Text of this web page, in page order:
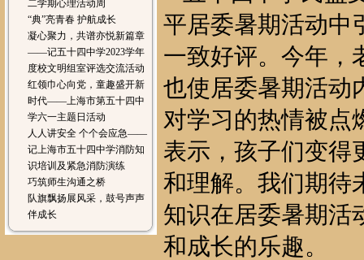
二学期心理活动周
“典”亮青春 护航成长
凝心聚力，共谱亦悦新篇章
——记五十四中学2023学年
度校文明组室评选交流活动
红领巾心向党，童趣盛开新
时代——上海市第五十四中
学六一主题日活动
人人讲安全 个个会应急——
记上海市五十四中学消防知
识培训及紧急消防演练
巧筑师生沟通之桥
队旗飘扬展风采，鼓号声声
伴成长
平居委暑期活动中
一致好评。今年，
也使居委暑期活动
对学习的热情被点
表示，孩子们变得
和理解。我们期待
知识在居委暑期活
和成长的乐趣。